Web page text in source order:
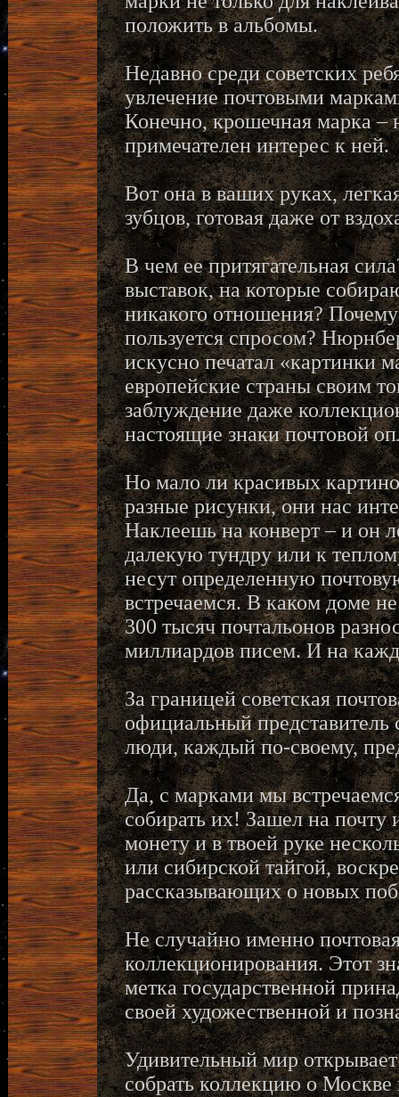
положить в альбомы.
Недавно среди советских
увлечение почтовыми
Конечно, крошечная марка
примечателен интерес к ней.
Вот она в ваших руках,
зубцов, готовая даже от
В чем ее притягательная
выставок, на которые
никакого отношения?
пользуется спросом?
искусно печатал «картинки
европейские страны своим
заблуждение даже
настоящие знаки почтовой
Но мало ли красивых
разные рисунки, они нас
Наклеешь на конверт – и он
далекую тундру или к
несут определенную
встречаемся. В каком доме
300 тысяч почтальонов
миллиардов писем. И на
За границей советская
официальный представитель
люди, каждый по-своему,
Да, с марками мы
собирать их! Зашел на почту
монету и в твоей руке
или сибирской тайгой,
рассказывающих о новых
Не случайно именно
коллекционирования. Этот
метка государственной
своей художественной и
Удивительный мир
собрать коллекцию о